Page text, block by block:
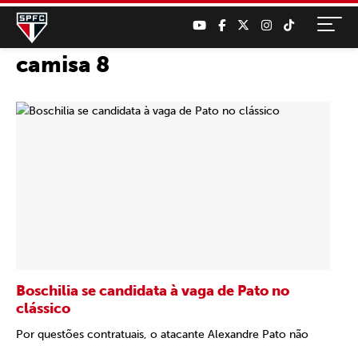
camisa 8
Boschilia se candidata à vaga de Pato no
clássico
Por questões contratuais, o atacante Alexandre Pato não